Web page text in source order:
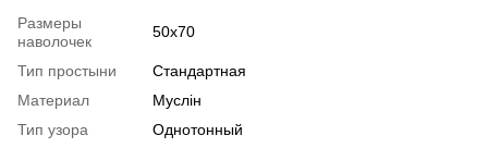
Размеры
наволочек
50х70
Тип простыни
Стандартная
Материал
Муслін
Тип узора
Однотонный